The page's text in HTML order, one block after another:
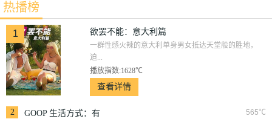
热播榜
1 欲罢不能：意大利篇
一群性感火辣的意大利单身男女抵达天堂般的胜地，
迫...
播放指数:1628℃
查看详情
2 565℃
GOOP 生活方式：有